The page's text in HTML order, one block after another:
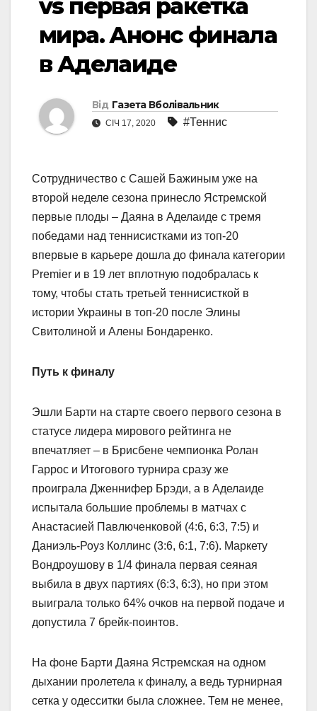
vs первая ракетка
мира. Анонс финала
в Аделаиде
Від Газета Вболівальник
СІЧ 17, 2020 #Теннис
Сотрудничество с Сашей Бажиным уже на
второй неделе сезона принесло Ястремской
первые плоды – Даяна в Аделаиде с тремя
победами над теннисистками из топ-20
впервые в карьере дошла до финала категории
Premier и в 19 лет вплотную подобралась к
тому, чтобы стать третьей теннисисткой в
истории Украины в топ-20 после Элины
Свитолиной и Алены Бондаренко.
Путь к финалу
Эшли Барти на старте своего первого сезона в
статусе лидера мирового рейтинга не
впечатляет – в Брисбене чемпионка Ролан
Гаррос и Итогового турнира сразу же
проиграла Дженнифер Брэди, а в Аделаиде
испытала большие проблемы в матчах с
Анастасией Павлюченковой (4:6, 6:3, 7:5) и
Даниэль-Роуз Коллинс (3:6, 6:1, 7:6). Маркету
Вондроушову в 1/4 финала первая сеяная
выбила в двух партиях (6:3, 6:3), но при этом
выиграла только 64% очков на первой подаче и
допустила 7 брейк-поинтов.
На фоне Барти Даяна Ястремская на одном
дыхании пролетела к финалу, а ведь турнирная
сетка у одесситки была сложнее. Тем не менее,